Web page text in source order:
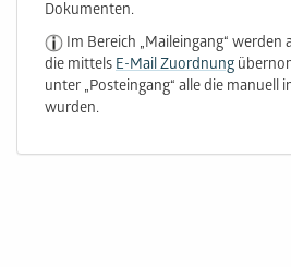
Dokumenten.
Im Bereich „Maileingang“ werden
die mittelsE-Mail Zuordnung
unter „Posteingang“ alle die manuell
wurden.